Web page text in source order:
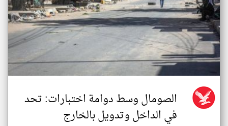
الصومال وسط دوامة اختبارات: تحد
في الداخل وتدويل بالخارج